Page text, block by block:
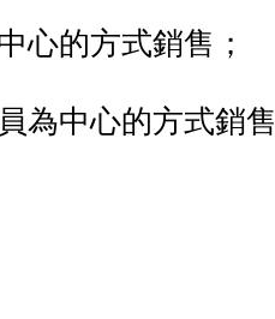
心的方式銷售；
為中心的方式銷